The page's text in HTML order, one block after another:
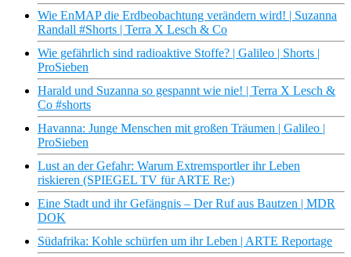
Wie EnMAP die Erdbeobachtung verändern wird! | Suzanna
Randall #Shorts | Terra X Lesch & Co
Wie gefährlich sind radioaktive Stoffe? | Galileo | Shorts |
ProSieben
Harald und Suzanna so gespannt wie nie! | Terra X Lesch &
Co #shorts
Havanna: Junge Menschen mit großen Träumen | Galileo |
ProSieben
Lust an der Gefahr: Warum Extremsportler ihr Leben
riskieren (SPIEGEL TV für ARTE Re:)
Eine Stadt und ihr Gefängnis – Der Ruf aus Bautzen | MDR
DOK
Südafrika: Kohle schürfen um ihr Leben | ARTE Reportage